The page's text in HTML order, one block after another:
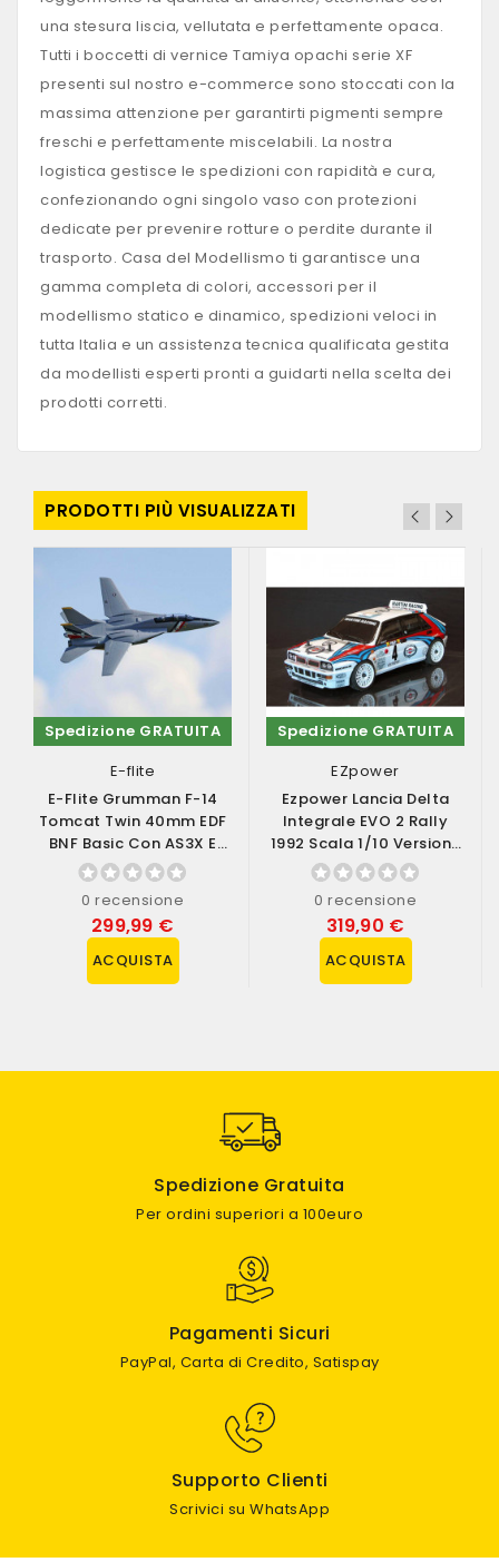
una stesura liscia, vellutata e perfettamente opaca.
Tutti i boccetti di vernice Tamiya opachi serie XF
presenti sul nostro e-commerce sono stoccati con la
massima attenzione per garantirti pigmenti sempre
freschi e perfettamente miscelabili. La nostra
logistica gestisce le spedizioni con rapidità e cura,
confezionando ogni singolo vaso con protezioni
dedicate per prevenire rotture o perdite durante il
trasporto. Casa del Modellismo ti garantisce una
gamma completa di colori, accessori per il
modellismo statico e dinamico, spedizioni veloci in
tutta Italia e un assistenza tecnica qualificata gestita
da modellisti esperti pronti a guidarti nella scelta dei
prodotti corretti.
PRODOTTI PIÙ VISUALIZZATI
Spedizione GRATUITA
E-flite
E-Flite Grumman F-14
Tomcat Twin 40mm EDF
BNF Basic Con AS3X E
SAFE Select...
0 recensione
299,99 €
ACQUISTA
Spedizione GRATUITA
EZpower
Ezpower Lancia Delta
Integrale EVO 2 Rally
1992 Scala 1/10 Versione
RTR (art....
0 recensione
319,90 €
ACQUISTA
Spedizione Gratuita
Per ordini superiori a 100euro
Pagamenti Sicuri
PayPal, Carta di Credito, Satispay
Supporto Clienti
Scrivici su WhatsApp